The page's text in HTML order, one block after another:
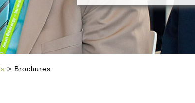
> Brochures